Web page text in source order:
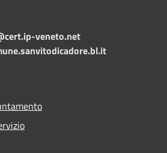
veneto.net